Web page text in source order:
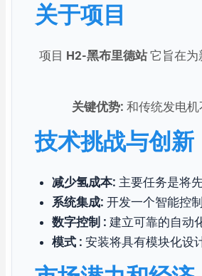
关于项目
项目 H2-黑布里德站它旨在为
关键优势: 和传统发电机
技术挑战与创新
减少氢成本: 主要任务是将
系统集成: 开发一个智能控
数字控制 : 建立可靠的自动
模式 : 安装将具有模块化设